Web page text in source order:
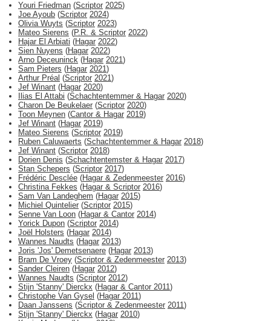
Youri Friedman (Scriptor 2025)
Joe Ayoub (Scriptor 2024)
Olivia Wuyts (Scriptor 2023)
Mateo Sierens (P.R. & Scriptor 2022)
Hajar El Arbiati (Hagar 2022)
Sien Nuyens (Hagar 2022)
Arno Deceuninck (Hagar 2021)
Sam Pieters (Hagar 2021)
Arthur Préal (Scriptor 2021)
Jef Winant (Hagar 2020)
Ilias El Attabi (Schachtentemmer & Hagar 2020)
Charon De Beukelaer (Scriptor 2020)
Toon Meynen (Cantor & Hagar 2019)
Jef Winant (Hagar 2019)
Mateo Sierens (Scriptor 2019)
Ruben Caluwaerts (Schachtentemmer & Hagar 2018)
Jef Winant (Scriptor 2018)
Dorien Denis (Schachtentemster & Hagar 2017)
Stan Schepers (Scriptor 2017)
Frédéric Desclée (Hagar & Zedenmeester 2016)
Christina Fekkes (Hagar & Scriptor 2016)
Sam Van Landeghem (Hagar 2015)
Michiel Quintelier (Scriptor 2015)
Senne Van Loon (Hagar & Cantor 2014)
Yorick Dupon (Scriptor 2014)
Joël Holsters (Hagar 2014)
Wannes Naudts (Hagar 2013)
Joris 'Jos' Demetsenaere (Hagar 2013)
Bram De Vroey (Scriptor & Zedenmeester 2013)
Sander Cleiren (Hagar 2012)
Wannes Naudts (Scriptor 2012)
Stijn 'Stanny' Dierckx (Hagar & Cantor 2011)
Christophe Van Gysel (Hagar 2011)
Daan Janssens (Scriptor & Zedenmeester 2011)
Stijn 'Stanny' Dierckx (Hagar 2010)